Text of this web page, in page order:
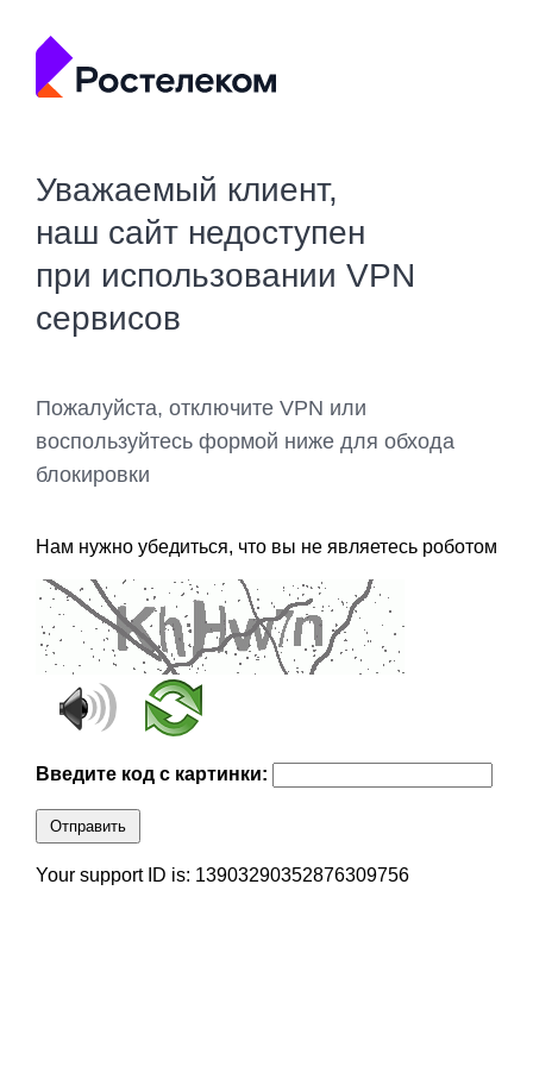
Уважаемый клиент,
наш сайт недоступен
при использовании VPN
сервисов
Пожалуйста, отключите VPN или
воспользуйтесь формой ниже для обхода
блокировки
Нам нужно убедиться, что вы не являетесь роботом
Введите код с картинки:
Отправить
Your support ID is: 13903290352876309756